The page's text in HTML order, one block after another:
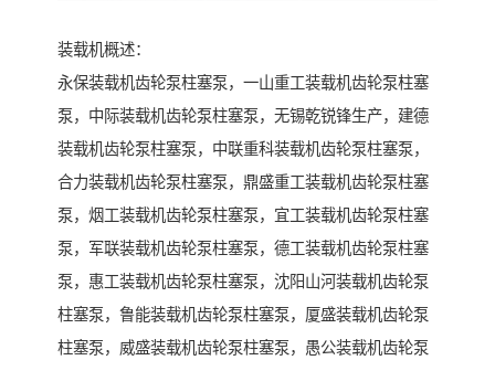
装载机概述：
永保装载机齿轮泵柱塞泵，一山重工装载机齿轮泵柱塞
泵，中际装载机齿轮泵柱塞泵，无锡乾锐锋生产，建德
装载机齿轮泵柱塞泵，中联重科装载机齿轮泵柱塞泵，
合力装载机齿轮泵柱塞泵，鼎盛重工装载机齿轮泵柱塞
泵，烟工装载机齿轮泵柱塞泵，宜工装载机齿轮泵柱塞
泵，军联装载机齿轮泵柱塞泵，德工装载机齿轮泵柱塞
泵，惠工装载机齿轮泵柱塞泵，沈阳山河装载机齿轮泵
柱塞泵，鲁能装载机齿轮泵柱塞泵，厦盛装载机齿轮泵
柱塞泵，威盛装载机齿轮泵柱塞泵，愚公装载机齿轮泵